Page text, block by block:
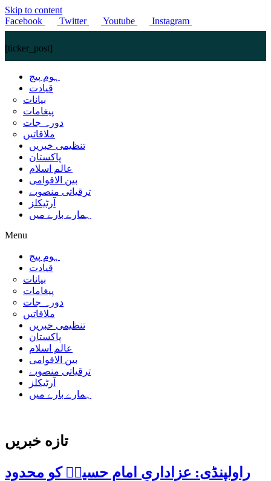
Skip to content
Facebook
Twitter Youtube Instagram
[ticker_post]
ہوم پیج
قیادت
بیانات
پیغامات
دورہ جات
ملاقاتیں
تنظیمی خبریں
پاکستان
عالم اسلام
بین الاقوامی
ترقیاتی منصوبے
آرٹیکلز
ہمارے بارے میں
Menu
ہوم پیج
قیادت
بیانات
پیغامات
دورہ جات
ملاقاتیں
تنظیمی خبریں
پاکستان
عالم اسلام
بین الاقوامی
ترقیاتی منصوبے
آرٹیکلز
ہمارے بارے میں
تازه خبریں
راولپنڈی: عزاداریِ امام حسینؑ کو محدود